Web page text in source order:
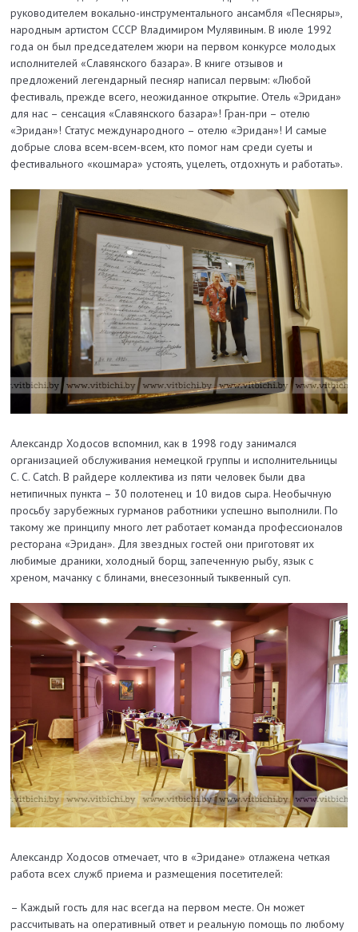
руководителем вокально-инструментального ансамбля «Песняры»,
народным артистом СССР Владимиром Мулявиным. В июле 1992
года он был председателем жюри на первом конкурсе молодых
исполнителей «Славянского базара». В книге отзывов и
предложений легендарный песняр написал первым: «Любой
фестиваль, прежде всего, неожиданное открытие. Отель «Эридан»
для нас – сенсация «Славянского базара»! Гран-при – отелю
«Эридан»! Статус международного – отелю «Эридан»! И самые
добрые слова всем-всем-всем, кто помог нам среди суеты и
фестивального «кошмара» устоять, уцелеть, отдохнуть и работать».
Александр Ходосов вспомнил, как в 1998 году занимался
организацией обслуживания немецкой группы и исполнительницы
C. C. Catch. В райдере коллектива из пяти человек были два
нетипичных пункта – 30 полотенец и 10 видов сыра. Необычную
просьбу зарубежных гурманов работники успешно выполнили. По
такому же принципу много лет работает команда профессионалов
ресторана «Эридан». Для звездных гостей они приготовят их
любимые драники, холодный борщ, запеченную рыбу, язык с
хреном, мачанку с блинами, внесезонный тыквенный суп.
Александр Ходосов отмечает, что в «Эридане» отлажена четкая
работа всех служб приема и размещения посетителей:
– Каждый гость для нас всегда на первом месте. Он может
рассчитывать на оперативный ответ и реальную помощь по любому